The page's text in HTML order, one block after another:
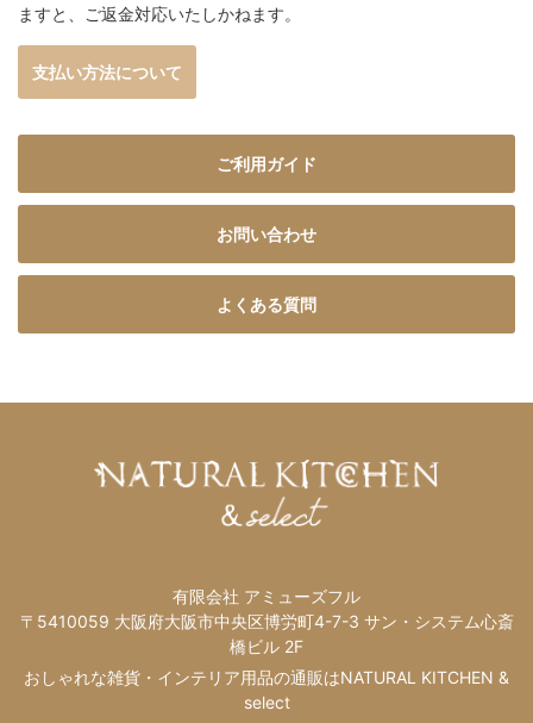
ますと、ご返金対応いたしかねます。
支払い方法について
ご利用ガイド
お問い合わせ
よくある質問
有限会社 アミューズフル
〒5410059 大阪府大阪市中央区博労町4-7-3 サン・システム心斎
橋ビル 2F
おしゃれな雑貨・インテリア用品の通販はNATURAL KITCHEN &
select